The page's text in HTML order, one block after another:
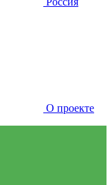
О проекте